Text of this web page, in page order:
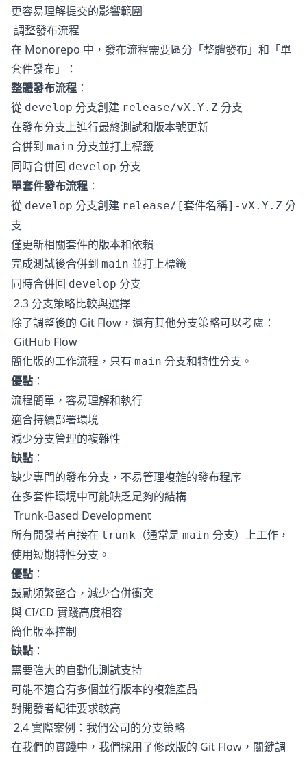
更容易理解提交的影響範圍
調整發布流程
在 Monorepo 中，發布流程需要區分「整體發布」和「單
套件發布」：
整體發布流程 ：
從 develop 分支創建 release/vX.Y.Z 分支
在發布分支上進行最終測試和版本號更新
合併到 main 分支並打上標籤
同時合併回 develop 分支
單套件發布流程 ：
從 develop 分支創建 release/[套件名稱]-vX.Y.Z 分
支
僅更新相關套件的版本和依賴
完成測試後合併到 main 並打上標籤
同時合併回 develop 分支
2.3 分支策略比較與選擇
除了調整後的 Git Flow，還有其他分支策略可以考慮：
GitHub Flow
簡化版的工作流程，只有 main 分支和特性分支。
優點 ：
流程簡單，容易理解和執行
適合持續部署環境
減少分支管理的複雜性
缺點 ：
缺少專門的發布分支，不易管理複雜的發布程序
在多套件環境中可能缺乏足夠的結構
Trunk-Based Development
所有開發者直接在 trunk （通常是 main 分支）上工作，
使用短期特性分支。
優點 ：
鼓勵頻繁整合，減少合併衝突
與 CI/CD 實踐高度相容
簡化版本控制
缺點 ：
需要強大的自動化測試支持
可能不適合有多個並行版本的複雜產品
對開發者紀律要求較高
2.4 實際案例：我們公司的分支策略
在我們的實踐中，我們採用了修改版的 Git Flow，關鍵調